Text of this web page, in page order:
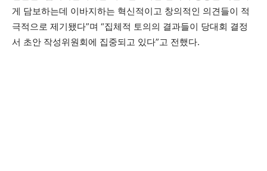
게 담보하는데 이바지하는 혁신적이고 창의적인 의견들이 적
극적으로 제기됐다”며 “집체적 토의의 결과들이 당대회 결정
서 초안 작성위원회에 집중되고 있다”고 전했다.